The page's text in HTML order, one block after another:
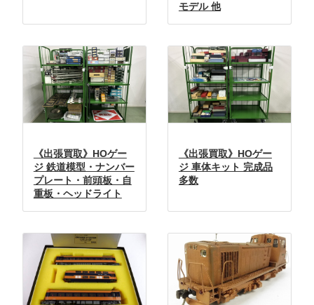
モデル 他
《出張買取》HOゲー
ジ 鉄道模型・ナンバー
プレート・前頭板・自
重板・ヘッドライト
《出張買取》HOゲー
ジ 車体キット 完成品
多数